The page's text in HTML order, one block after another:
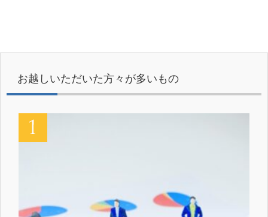
お越しいただいた方々が多いもの